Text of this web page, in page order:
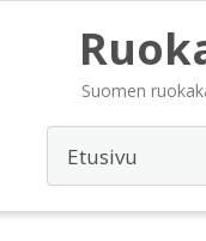
Suomen